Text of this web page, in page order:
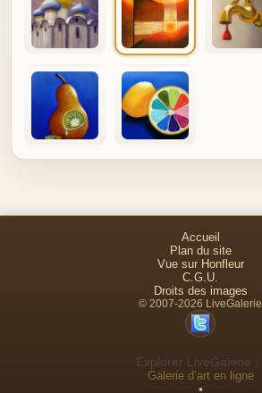
Accueil
Plan du site
Vue sur Honfleur
C.G.U.
Droits des images
© 2007-2026 LiveGalerie
Explorer LiveGalerie :
Galerie d’art en ligne
•